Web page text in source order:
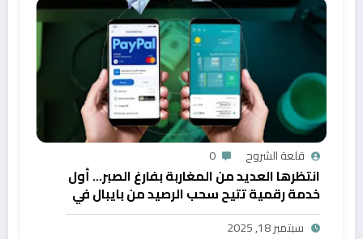
قلعة الشروح 0
انتظرها العديد من المغاربة بفارغ الصبر… أول
خدمة رقمية تتيح سحب الرصيد من بايبال في
المغرب
سبتمبر 18, 2025